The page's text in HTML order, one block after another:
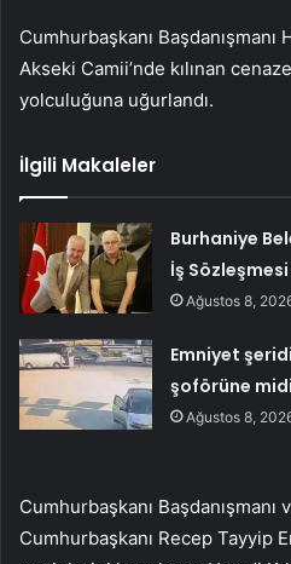
Cumhurbaşkanı Başdanışmanı
Akseki Camii’nde kılınan
yolculuğuna uğurlandı.
İlgili Makaleler
Burhaniye
İş
Ağustos 8,
Emniyet
şoförüne
Ağustos 8,
Cumhurbaşkanı Başdanışmanı
Cumhurbaşkanı Recep Tayyip